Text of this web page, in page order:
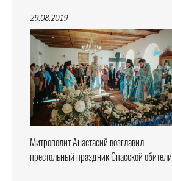
29.08.2019
Митрополит Анастасий возглавил
престольный праздник Спасской обители